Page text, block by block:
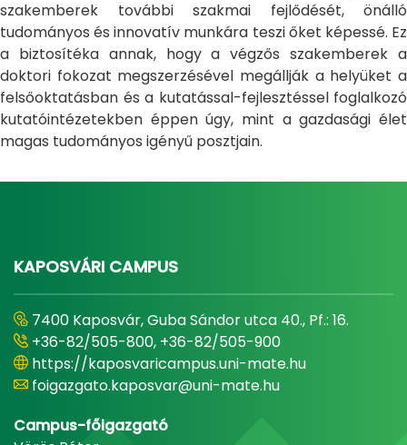
szakemberek további szakmai fejlődését, önálló
tudományos és innovatív munkára teszi őket képessé. Ez
a biztosítéka annak, hogy a végzős szakemberek a
doktori fokozat megszerzésével megállják a helyüket a
felsőoktatásban és a kutatással-fejlesztéssel foglalkozó
kutatóintézetekben éppen úgy, mint a gazdasági élet
magas tudományos igényű posztjain.
KAPOSVÁRI CAMPUS
7400 Kaposvár, Guba Sándor utca 40., Pf.: 16.
+36-82/505-800, +36-82/505-900
https://kaposvaricampus.uni-mate.hu
foigazgato.kaposvar@uni-mate.hu
Campus-főigazgató